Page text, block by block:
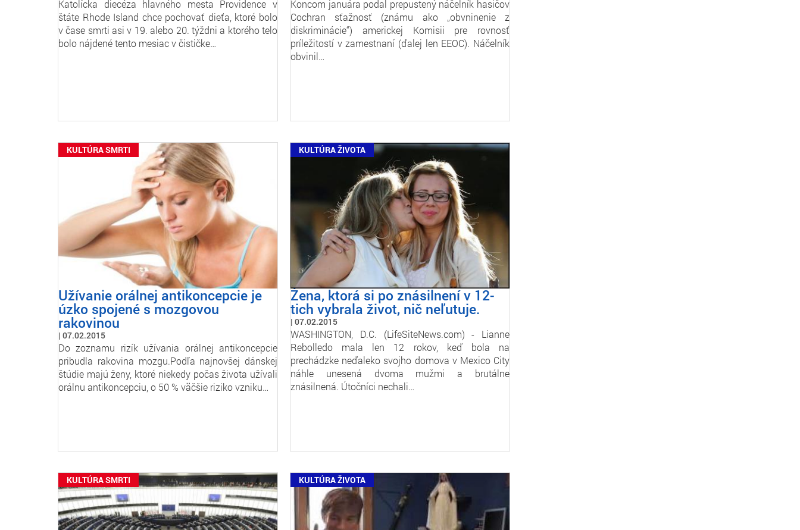
Katolícka diecéza hlavného mesta Providence v
štáte Rhode Island chce pochovať dieťa, ktoré bolo
v čase smrti asi v 19. alebo 20. týždni a ktorého telo
bolo nájdené tento mesiac v čističke…
Koncom januára podal prepustený náčelník hasičov
Cochran sťažnosť (známu ako „obvninenie z
diskriminácie“) americkej Komisii pre rovnosť
príležitostí v zamestnaní (ďalej len EEOC). Náčelník
obvinil…
KULTÚRA SMRTI
Užívanie orálnej antikoncepcie je
úzko spojené s mozgovou
rakovinou
07.02.2015
Do zoznamu rizík užívania orálnej antikoncepcie
pribudla rakovina mozgu.Podľa najnovšej dánskej
štúdie majú ženy, ktoré niekedy počas života užívali
orálnu antikoncepciu, o 50 % väčšie riziko vzniku…
KULTÚRA ŽIVOTA
Žena, ktorá si po znásilnení v 12-
tich vybrala život, nič neľutuje.
07.02.2015
WASHINGTON, D.C. (LifeSiteNews.com) - Lianne
Rebolledo mala len 12 rokov, keď bola na
prechádzke neďaleko svojho domova v Mexico City
náhle unesená dvoma mužmi a brutálne
znásilnená. Útočníci nechali…
KULTÚRA SMRTI KULTÚRA ŽIVOTA